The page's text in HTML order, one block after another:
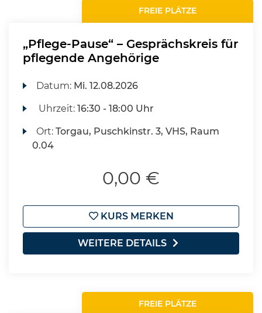
FREIE PLÄTZE
„Pflege-Pause“ – Gesprächskreis für
pflegende Angehörige
Datum: Mi. 12.08.2026
Uhrzeit:16:30 - 18:00 Uhr
Ort:Torgau, Puschkinstr. 3, VHS, Raum
0.04
0,00 €
KURS MERKEN
WEITERE DETAILS
FREIE PLÄTZE